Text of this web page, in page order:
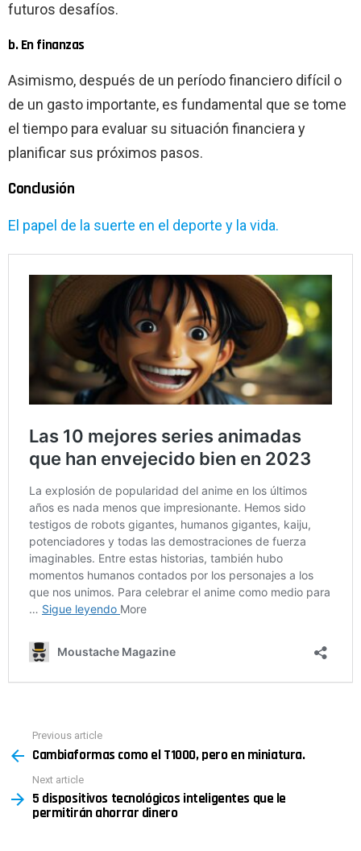
futuros desafíos.
b. En finanzas
Asimismo, después de un período financiero difícil o
de un gasto importante, es fundamental que se tome
el tiempo para evaluar su situación financiera y
planificar sus próximos pasos.
Conclusión
El papel de la suerte en el deporte y la vida.
more
Previous article
Cambiaformas como el T1000, pero en miniatura.
Next article
5 dispositivos tecnológicos inteligentes que le
permitirán ahorrar dinero